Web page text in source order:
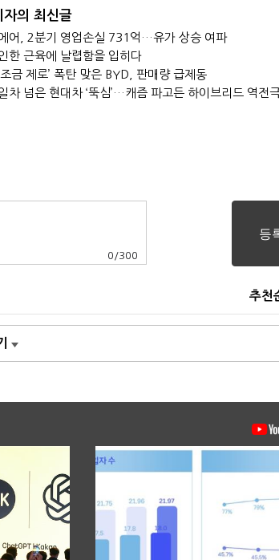
자의 최신글
어, 2분기 영업손실 731억…유가 상승 여파
한 근육에 날렵함을 입히다
조금 제로’ 폭탄 맞은 BYD, 판매량 급제동
차 넘은 현대차 ‘뚝심’…캐즘 파고든 하이브리드 역전
0 /300
추천